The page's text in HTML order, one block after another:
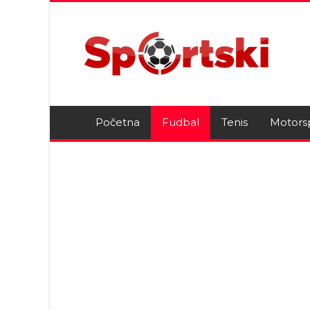
Početna Fudbal Tenis